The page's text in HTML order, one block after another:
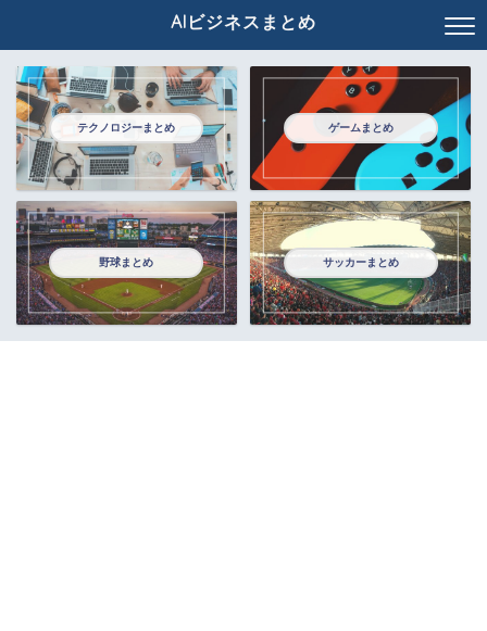
AIビジネスまとめ
テクノロジーまとめ ゲームまとめ
野球まとめ サッカーまとめ